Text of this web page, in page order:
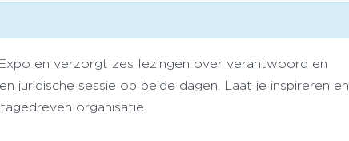
en verzorgt zes lezingen over verantwoord en
juridische sessie op beide dagen. Laat je inspireren en
organisatie.